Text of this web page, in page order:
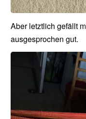
Aber letztlich gefällt
ausgesprochen gut.